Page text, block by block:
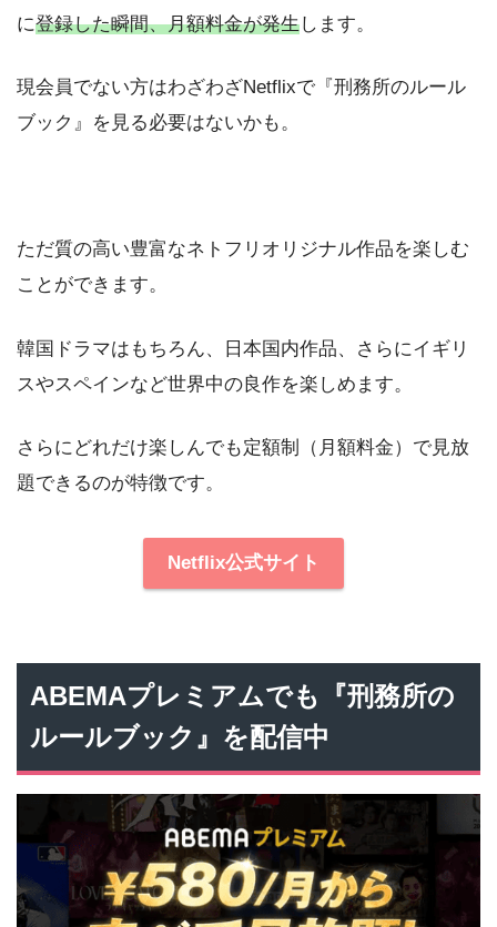
に登録した瞬間、月額料金が発生します。
現会員でない方はわざわざNetflixで『刑務所のルール
ブック』を見る必要はないかも。
ただ質の高い豊富なネトフリオリジナル作品を楽しむ
ことができます。
韓国ドラマはもちろん、日本国内作品、さらにイギリ
スやスペインなど世界中の良作を楽しめます。
さらにどれだけ楽しんでも定額制（月額料金）で見放
題できるのが特徴です。
Netflix公式サイト
ABEMAプレミアムでも『刑務所の
ルールブック』を配信中